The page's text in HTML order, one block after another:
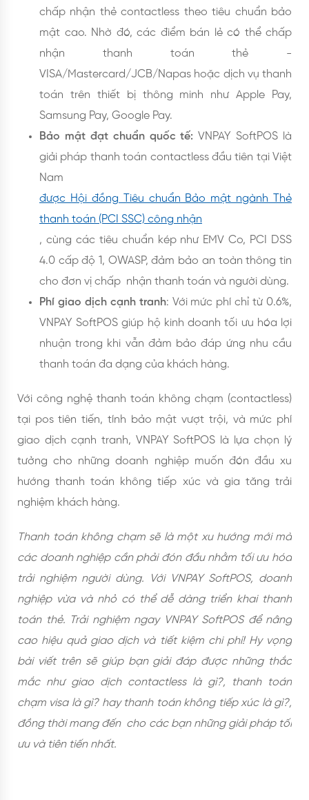
chấp nhận thẻ contactless theo tiêu chuẩn bảo
mật cao. Nhờ đó, các điểm bán lẻ có thể chấp
nhận thanh toán thẻ -
VISA/Mastercard/JCB/Napas hoặc dịch vụ thanh
toán trên thiết bị thông minh như Apple Pay,
Samsung Pay, Google Pay.
Bảo mật đạt chuẩn quốc tế: VNPAY SoftPOS là
giải pháp thanh toán contactless đầu tiên tại Việt
Nam
được Hội đồng Tiêu chuẩn Bảo mật ngành Thẻ
thanh toán (PCI SSC) công nhận
, cùng các tiêu chuẩn kép như EMV Co, PCI DSS
4.0 cấp độ 1, OWASP, đảm bảo an toàn thông tin
cho đơn vị chấp nhận thanh toán và người dùng.
Phí giao dịch cạnh tranh: Với mức phí chỉ từ 0.6%,
VNPAY SoftPOS giúp hộ kinh doanh tối ưu hóa lợi
nhuận trong khi vẫn đảm bảo đáp ứng nhu cầu
thanh toán đa dạng của khách hàng.
Với công nghệ thanh toán không chạm (contactless)
tại pos tiên tiến, tính bảo mật vượt trội, và mức phí
giao dịch cạnh tranh, VNPAY SoftPOS là lựa chọn lý
tưởng cho những doanh nghiệp muốn đón đầu xu
hướng thanh toán không tiếp xúc và gia tăng trải
nghiệm khách hàng.
Thanh toán không chạm sẽ là một xu hướng mới mà
các doanh nghiệp cần phải đón đầu nhằm tối ưu hóa
trải nghiệm người dùng. Với VNPAY SoftPOS, doanh
nghiệp vừa và nhỏ có thể dễ dàng triển khai thanh
toán thẻ. Trải nghiệm ngay VNPAY SoftPOS để nâng
cao hiệu quả giao dịch và tiết kiệm chi phí! Hy vọng
bài viết trên sẽ giúp bạn giải đáp được những thắc
mắc như giao dịch contactless là gì?, thanh toán
chạm visa là gì? hay thanh toán không tiếp xúc là gì?,
đồng thời mang đến cho các bạn những giải pháp tối
ưu và tiên tiến nhất.